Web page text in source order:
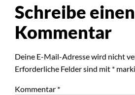
Schreibe einen
Kommentar
Deine E-Mail-Adresse wird nicht
Erforderliche Felder sind mit *
Kommentar *